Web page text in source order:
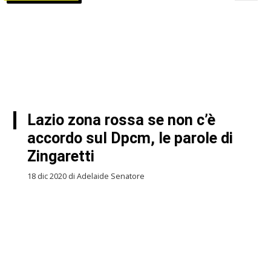
Lazio zona rossa se non c’è
accordo sul Dpcm, le parole di
Zingaretti
18 dic 2020 di Adelaide Senatore